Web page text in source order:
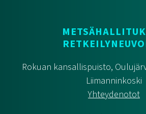
Rokuan kansallispuisto,
Liimanninkoski
Yhteydenotot